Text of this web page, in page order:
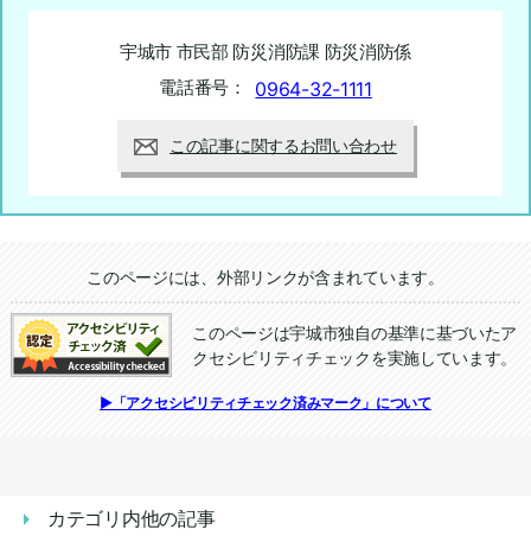
宇城市 市民部 防災消防課 防災消防係
電話番号：
0964-32-1111
この記事に関するお問い合わせ
追加情報：外部リンク
このページには、外部リンクが含まれています。
追加情報：アクセシビリティチェック
このページは宇城市独自の基準に基づいたア
クセシビリティチェックを実施しています。
▶「アクセシビリティチェック済みマーク」について
カテゴリ内他の記事